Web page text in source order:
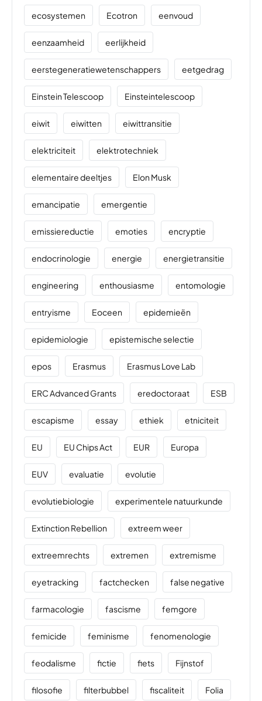
ecosystemen Ecotron eenvoud
eenzaamheid eerlijkheid
eerstegeneratiewetenschappers eetgedrag
Einstein Telescoop Einsteintelescoop
eiwit eiwitten eiwittransitie
elektriciteit elektrotechniek
elementaire deeltjes Elon Musk
emancipatie emergentie
emissiereductie emoties encryptie
endocrinologie energie energietransitie
engineering enthousiasme entomologie
entryisme Eoceen epidemieën
epidemiologie epistemische selectie
epos Erasmus Erasmus Love Lab
ERC Advanced Grants eredoctoraat ESB
escapisme essay ethiek etniciteit
EU EU Chips Act EUR Europa
EUV evaluatie evolutie
evolutiebiologie experimentele natuurkunde
Extinction Rebellion extreem weer
extreemrechts extremen extremisme
eyetracking factchecken false negative
farmacologie fascisme femgore
femicide feminisme fenomenologie
feodalisme fictie fiets Fijnstof
filosofie filterbubbel fiscaliteit Folia